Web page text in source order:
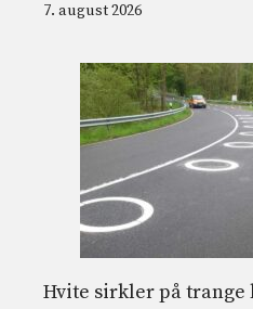
7. august 2026
Hvite sirkler på